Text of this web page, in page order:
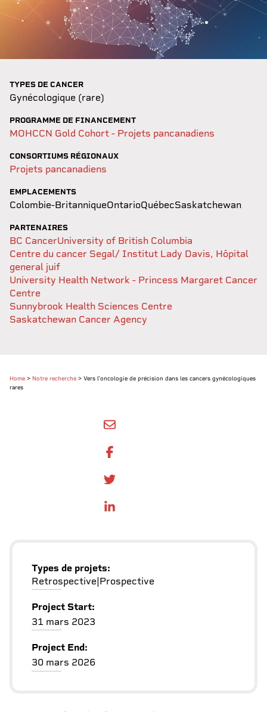
TYPES DE CANCER
Gynécologique (rare)
PROGRAMME DE FINANCEMENT
MOHCCN Gold Cohort - Projets pancanadiens
CONSORTIUMS RÉGIONAUX
Projets pancanadiens
EMPLACEMENTS
Colombie-BritanniqueOntarioQuébecSaskatchewan
PARTENAIRES
BC CancerUniversity of British Columbia
Centre du cancer Segal/ Institut Lady Davis, Hôpital
general juif
University Health Network - Princess Margaret Cancer
Centre
Sunnybrook Health Sciences Centre
Saskatchewan Cancer Agency
Home > Notre recherche > Vers l'oncologie de précision dans les cancers gynécologiques
rares
SHARE BY EMAIL
SHARE ON FACEBOOK
SHARE ONTWITTER
SHARE ON LINKEDIN
Types de projets:
Retrospective|Prospective
Project Start:
31 mars 2023
Project End:
30 mars 2026